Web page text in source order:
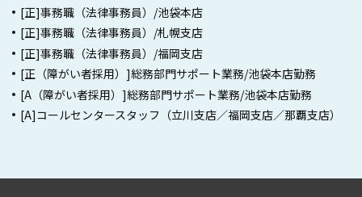
[正]事務職（法律事務員）/池袋本店
[正]事務職（法律事務員）/札幌支店
[正]事務職（法律事務員）/福岡支店
[正（障がい者採用）]総務部門サポート業務/池袋本店勤務
[A（障がい者採用）]総務部門サポート業務/池袋本店勤務
[A]コールセンタースタッフ（立川支店／福岡支店／那覇支店）